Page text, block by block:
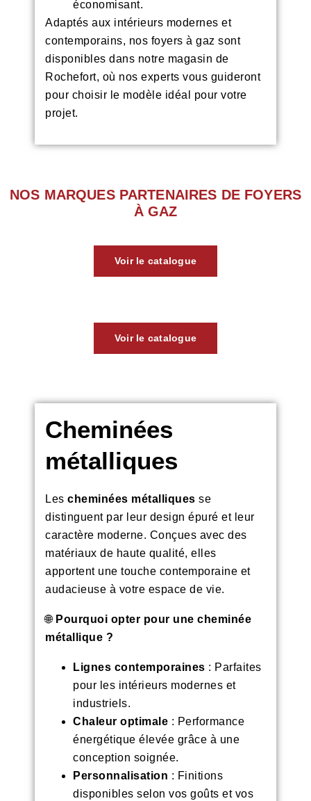
économisant.
Adaptés aux intérieurs modernes et
contemporains, nos foyers à gaz sont
disponibles dans notre magasin de
Rochefort, où nos experts vous guideront
pour choisir le modèle idéal pour votre
projet.
NOS MARQUES PARTENAIRES DE FOYERS
À GAZ
Voir le catalogue
Voir le catalogue
Cheminées
métalliques
Les cheminées métalliques se
distinguent par leur design épuré et leur
caractère moderne. Conçues avec des
matériaux de haute qualité, elles
apportent une touche contemporaine et
audacieuse à votre espace de vie.
🌐 Pourquoi opter pour une cheminée
métallique ?
Lignes contemporaines : Parfaites
pour les intérieurs modernes et
industriels.
Chaleur optimale : Performance
énergétique élevée grâce à une
conception soignée.
Personnalisation : Finitions
disponibles selon vos goûts et vos